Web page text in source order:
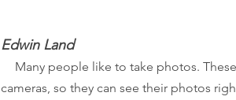
Edwin Land
Many people like to take photos.
cameras, so they can see their photos